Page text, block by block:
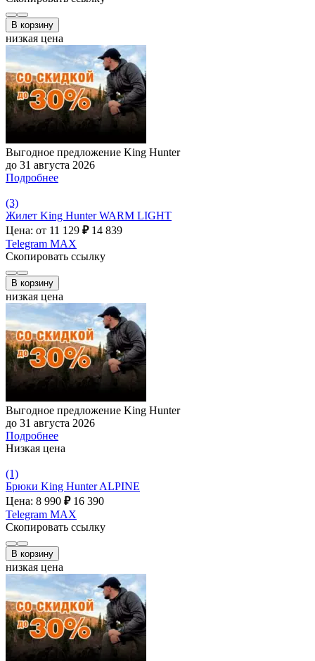
В корзину
низкая цена
Выгодное предложение King Hunter
до 31 августа 2026
Подробнее
(3)
Жилет King Hunter WARM LIGHT
Цена: от 11 129 ₽ 14 839
Telegram MAX
Скопировать ссылку
В корзину
низкая цена
Выгодное предложение King Hunter
до 31 августа 2026
Подробнее
Низкая цена
(1)
Брюки King Hunter ALPINE
Цена: 8 990 ₽ 16 390
Telegram MAX
Скопировать ссылку
В корзину
низкая цена